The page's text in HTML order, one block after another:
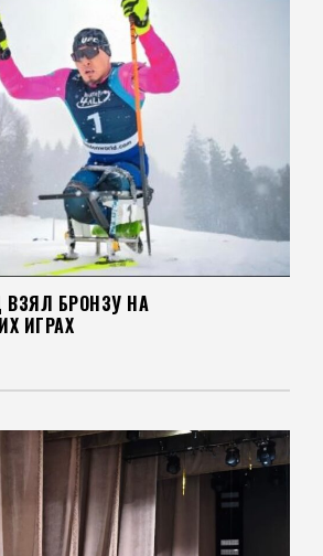
ВЗЯЛ БРОНЗУ НА
ИГРАХ